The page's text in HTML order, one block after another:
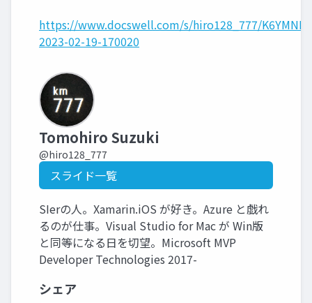
https://www.docswell.com/s/hiro128_777/K6YMNL-
2023-02-19-170020
Tomohiro Suzuki
@hiro128_777
スライド一覧
SIerの人。Xamarin.iOS が好き。Azure と戯れ
るのが仕事。Visual Studio for Mac が Win版
と同等になる日を切望。Microsoft MVP
Developer Technologies 2017-
シェア